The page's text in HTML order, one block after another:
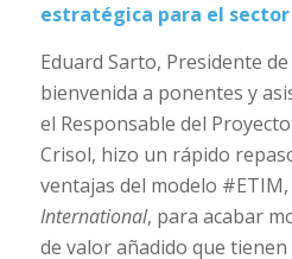
estratégica para el
Eduard Sarto, Presidente de
bienvenida a ponentes y
el Responsable del
Crisol, hizo un rápido
ventajas del modelo
International, para acabar
de valor añadido que tienen